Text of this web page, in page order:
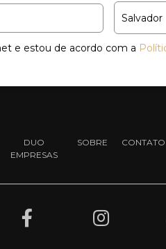
e estou de acordo com a
DUO
EMPRESAS
SOBRE CONTATO